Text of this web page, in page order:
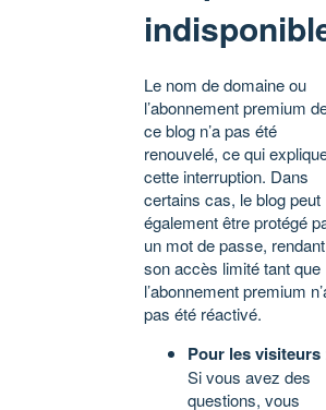
Le nom de domaine ou
l’abonnement premium
ce blog n’a pas été
renouvelé, ce qui
cette interruption. Dans
certains cas, le blog peut
également être protégé
un mot de passe, rendant
son accès limité tant que
l’abonnement premium
pas été réactivé.
Pour les visiteurs
Si vous avez des
questions, vous